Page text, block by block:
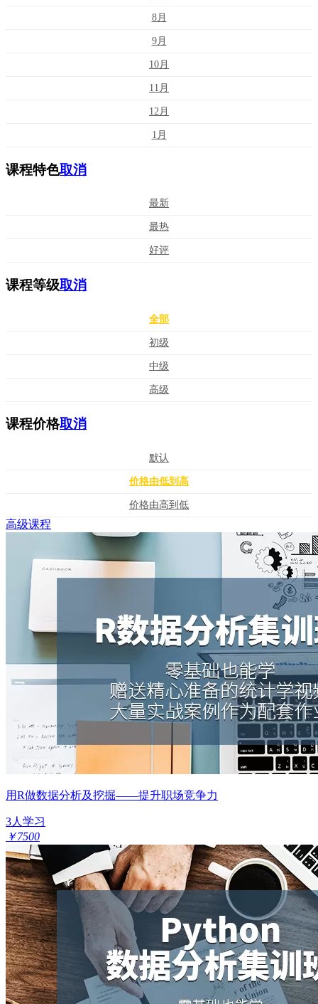
8月
9月
10月
11月
12月
1月
课程特色取消
最新
最热
好评
课程等级取消
全部
初级
中级
高级
课程价格取消
默认
价格由低到高
价格由高到低
高级课程
用R做数据分析及挖掘——提升职场竞争力
3人学习
￥7500